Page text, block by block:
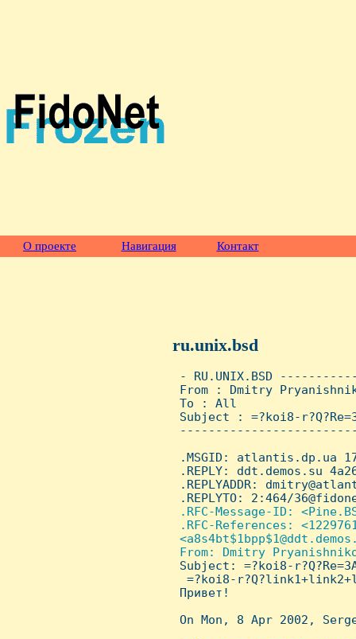
О проекте Навигация Контакт
ru.unix.bsd
- RU.UNIX.BSD
From : Dmitry
To : All
Subject : =?koi8-
.MSGID: atlantis.dp.ua
.REPLY: ddt.demos.su
.REPLYADDR:
.REPLYTO: 2:464/
.RFC-Message-ID:
.RFC-References:
From: Dmitry
Subject: =?koi8-
=?koi8-
Привет!
On Mon, 8 Apr 2002,